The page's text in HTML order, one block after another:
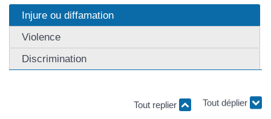
Injure ou diffamation
Violence
Discrimination
Tout replier Tout déplier